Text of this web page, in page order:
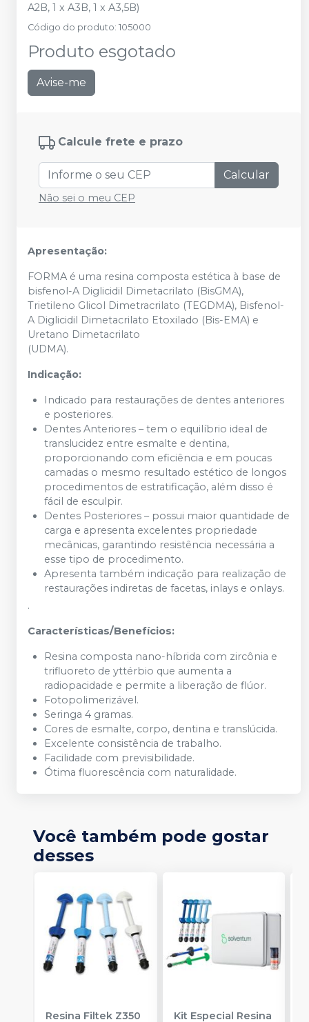
A2B, 1 x A3B, 1 x A3,5B)
Código do produto: 105000
Produto esgotado
Avise-me
Calcule frete e prazo
Calcular
Não sei o meu CEP
Apresentação:
FORMA é uma resina composta estética à base de
bisfenol-A Diglicidil Dimetacrilato (BisGMA),
Trietileno Glicol Dimetracrilato (TEGDMA), Bisfenol-
A Diglicidil Dimetacrilato Etoxilado (Bis-EMA) e
Uretano Dimetacrilato
(UDMA).
Indicação:
Indicado para restaurações de dentes anteriores
e posteriores.
Dentes Anteriores – tem o equilíbrio ideal de
translucidez entre esmalte e dentina,
proporcionando com eficiência e em poucas
camadas o mesmo resultado estético de longos
procedimentos de estratificação, além disso é
fácil de esculpir.
Dentes Posteriores – possui maior quantidade de
carga e apresenta excelentes propriedade
mecânicas, garantindo resistência necessária a
esse tipo de procedimento.
Apresenta também indicação para realização de
restaurações indiretas de facetas, inlays e onlays.
.
Características/Benefícios:
Resina composta nano-híbrida com zircônia e
trifluoreto de yttérbio que aumenta a
radiopacidade e permite a liberação de flúor.
Fotopolimerizável.
Seringa 4 gramas.
Cores de esmalte, corpo, dentina e translúcida.
Excelente consistência de trabalho.
Facilidade com previsibilidade.
Ótima fluorescência com naturalidade.
Você também pode gostar
desses
Resina Filtek Z350
Kit Especial Resina